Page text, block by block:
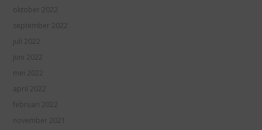
oktober 2022
september 2022
juli 2022
juni 2022
mei 2022
april 2022
februari 2022
november 2021